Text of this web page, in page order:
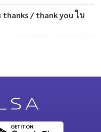
thanks / thank you ใน